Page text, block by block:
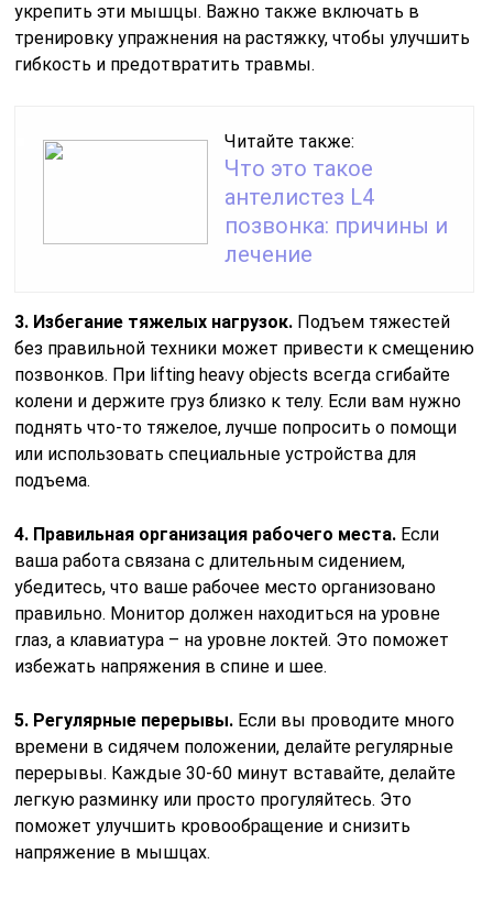
укрепить эти мышцы. Важно также включать в
тренировку упражнения на растяжку, чтобы улучшить
гибкость и предотвратить травмы.
Читайте также:
Что это такое
антелистез L4
позвонка: причины и
лечение
3. Избегание тяжелых нагрузок. Подъем тяжестей
без правильной техники может привести к смещению
позвонков. При lifting heavy objects всегда сгибайте
колени и держите груз близко к телу. Если вам нужно
поднять что-то тяжелое, лучше попросить о помощи
или использовать специальные устройства для
подъема.
4. Правильная организация рабочего места. Если
ваша работа связана с длительным сидением,
убедитесь, что ваше рабочее место организовано
правильно. Монитор должен находиться на уровне
глаз, а клавиатура – на уровне локтей. Это поможет
избежать напряжения в спине и шее.
5. Регулярные перерывы. Если вы проводите много
времени в сидячем положении, делайте регулярные
перерывы. Каждые 30-60 минут вставайте, делайте
легкую разминку или просто прогуляйтесь. Это
поможет улучшить кровообращение и снизить
напряжение в мышцах.